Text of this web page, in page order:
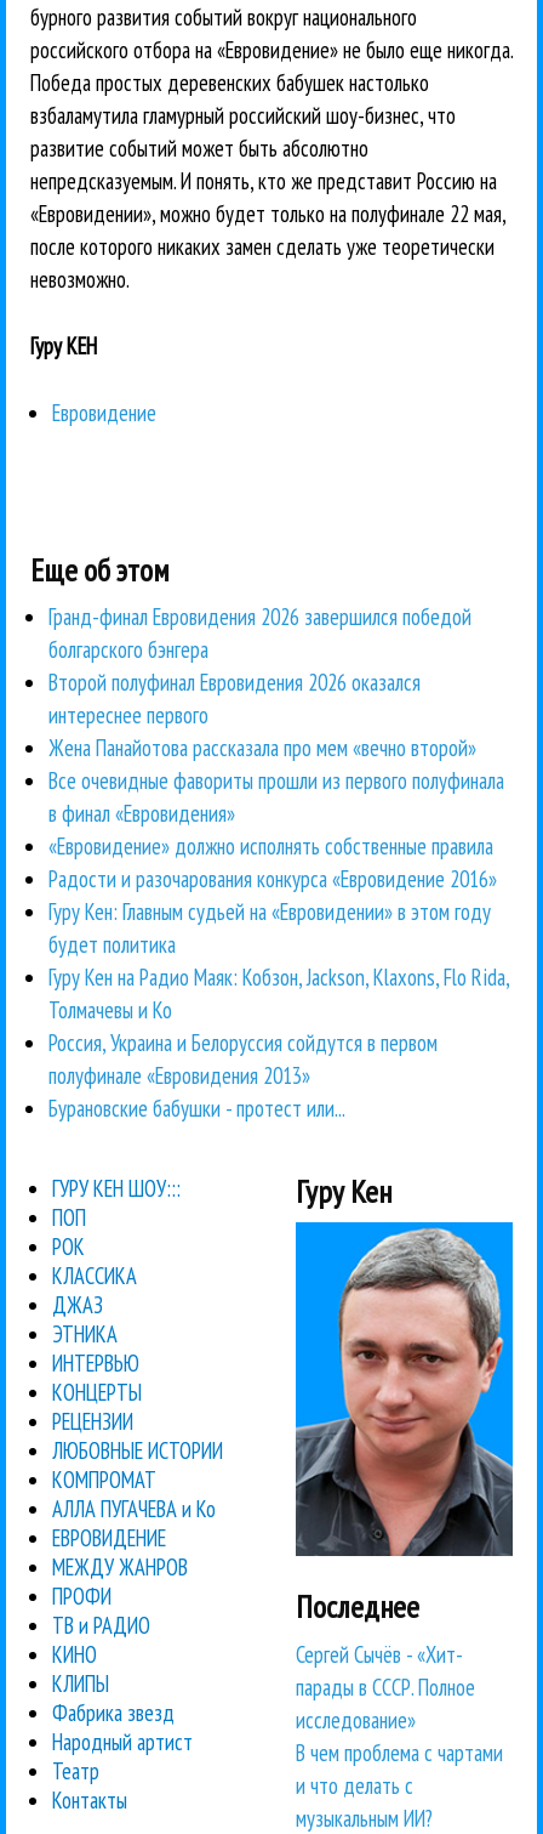
бурного развития событий вокруг национального
российского отбора на «Евровидение» не было еще никогда.
Победа простых деревенских бабушек настолько
взбаламутила гламурный российский шоу-бизнес, что
развитие событий может быть абсолютно
непредсказуемым. И понять, кто же представит Россию на
«Евровидении», можно будет только на полуфинале 22 мая,
после которого никаких замен сделать уже теоретически
невозможно.
Гуру КЕН
Евровидение
Еще об этом
Гранд-финал Евровидения 2026 завершился победой
болгарского бэнгера
Второй полуфинал Евровидения 2026 оказался
интереснее первого
Жена Панайотова рассказала про мем «вечно второй»
Все очевидные фавориты прошли из первого полуфинала
в финал «Евровидения»
«Евровидение» должно исполнять собственные правила
Радости и разочарования конкурса «Евровидение 2016»
Гуру Кен: Главным судьей на «Евровидении» в этом году
будет политика
Гуру Кен на Радио Маяк: Кобзон, Jackson, Klaxons, Flo Rida,
Толмачевы и Ко
Россия, Украина и Белоруссия сойдутся в первом
полуфинале «Евровидения 2013»
Бурановские бабушки - протест или...
ГУРУ КЕН ШОУ:::
ПОП
РОК
КЛАССИКА
ДЖАЗ
ЭТНИКА
ИНТЕРВЬЮ
КОНЦЕРТЫ
РЕЦЕНЗИИ
ЛЮБОВНЫЕ ИСТОРИИ
КОМПРОМАТ
АЛЛА ПУГАЧЕВА и Ко
ЕВРОВИДЕНИЕ
МЕЖДУ ЖАНРОВ
ПРОФИ
ТВ и РАДИО
КИНО
КЛИПЫ
Фабрика звезд
Народный артист
Театр
Контакты
Гуру Кен
Последнее
Сергей Сычёв - «Хит-
парады в СССР. Полное
исследование»
В чем проблема с чартами
и что делать с
музыкальным ИИ?